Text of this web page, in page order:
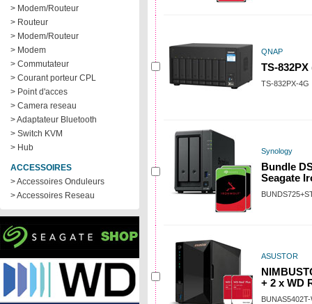
> Modem/Routeur
> Routeur
> Modem/Routeur
> Modem
> Commutateur
> Courant porteur CPL
> Point d'acces
> Camera reseau
> Adaptateur Bluetooth
> Switch KVM
> Hub
ACCESSOIRES
> Accessoires Onduleurs
> Accessoires Reseau
QNAP
TS-832PX
TS-832PX-4G
Synology
Bundle
Seagate
ASUSTOR
+ 2 x WD